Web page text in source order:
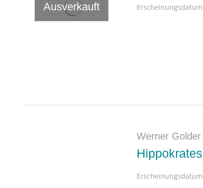
Ausverkauft
Werner Golder